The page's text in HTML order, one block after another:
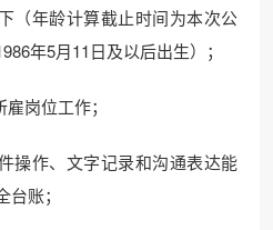
年龄计算截止时间为本次公
年5月11日及以后出生）；
岗位工作；
作、文字记录和沟通表达能
账；